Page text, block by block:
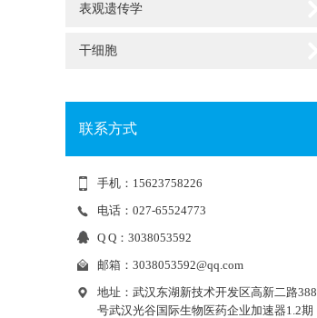
表观遗传学
干细胞
联系方式
手机：15623758226
电话：027-65524773
Q Q：3038053592
邮箱： 3038053592@qq.com
地址：武汉东湖新技术开发区高新二路388
号武汉光谷国际生物医药企业加速器1.2期